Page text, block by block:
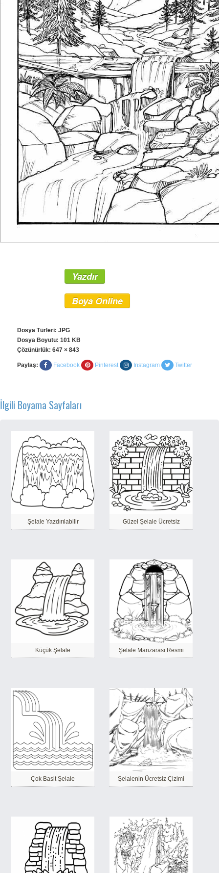
Yazdır
Boya Online
Dosya Türleri: JPG
Dosya Boyutu: 101 KB
Çözünürlük: 647 × 843
Paylaş: Facebook Pinterest Instagram Twitter
İlgili Boyama Sayfaları
Şelale Yazdırılabilir Güzel Şelale Ücretsiz
Küçük Şelale Şelale Manzarası Resmi
Çok Basit Şelale Şelalenin Ücretsiz Çizimi